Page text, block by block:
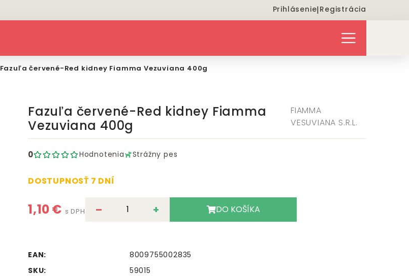
Prihlásenie|Registrácia
Fazuľa červené-Red kidney Fiamma Vezuviana 400g
Fazuľa červené-Red kidney Fiamma
Vezuviana 400g
FIAMMA
VESUVIANA S.R.L.
0 Hodnotenia Strážny pes
DOSTUPNOSŤ 7 DNÍ
1,10 € s DPH – + DO KOŠÍKA
EAN:
8009755002835
SKU:
59015